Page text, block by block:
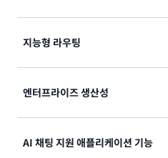
대화형 음성 응답(IVR), 채팅
히 알아보려면Amazon
지능형 라우팅
고객을 고객 센터 내의 적절
엔터프라이즈 생산성
묻는 질문에 응답하는 대화형
AI 채팅 지원 애플리케이션 기능